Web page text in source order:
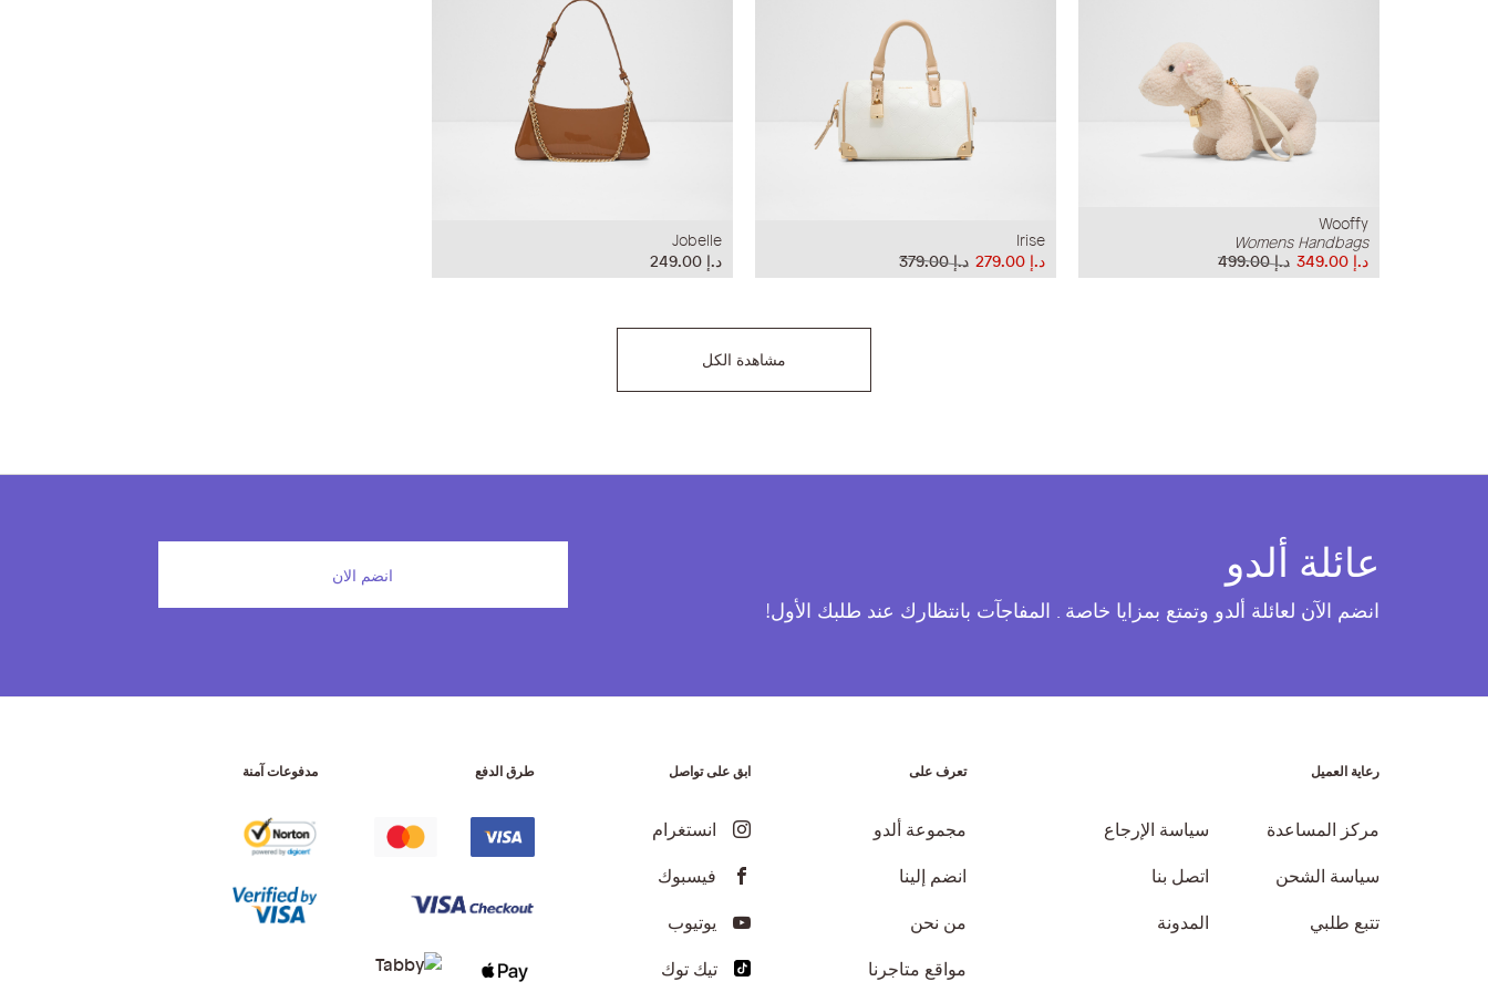
Wooffy
Womens Handbags
د.إ‏ 499.00
د.إ‏ 349.00
Irise
د.إ‏ 379.00
د.إ‏ 279.00
Jobelle
د.إ‏ 249.00
مشاهدة الكل
عائلة ألدو
انضم الآن لعائلة ألدو وتمتع بمزايا خاصة . المفاجآت بانتظارك عند طلبك الأول!
انضم الان
رعاية العميل
مركز المساعدة
سياسة الإرجاع
سياسة الشحن
اتصل بنا
تتبع طلبي
المدونة
تعرف على
مجموعة ألدو
انضم إلينا
من نحن
مواقع متاجرنا
ابق على تواصل
انستغرام
فيسبوك
يوتيوب
تيك توك
طرق الدفع مدفوعات آمنة